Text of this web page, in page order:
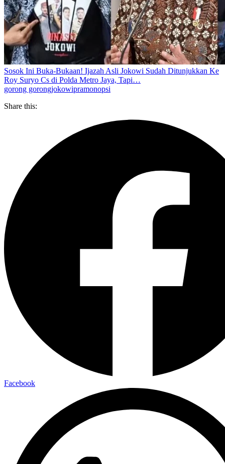
Sosok Ini Buka-Bukaan! Ijazah Asli Jokowi Sudah Ditunjukkan Ke
Roy Suryo Cs di Polda Metro Jaya, Tapi…
gorong gorongjokowipramonopsi
Share this:
Facebook